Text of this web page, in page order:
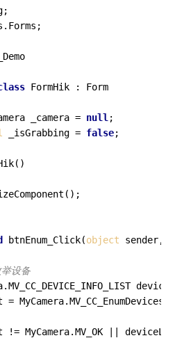
FormHik : Form
_camera = null ;
_isGrabbing = false;
()
btnEnum_Click(object sender,
设备
=
!= MyCamera.MV_OK ||